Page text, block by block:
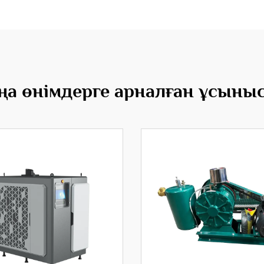
өнімдерге арналған